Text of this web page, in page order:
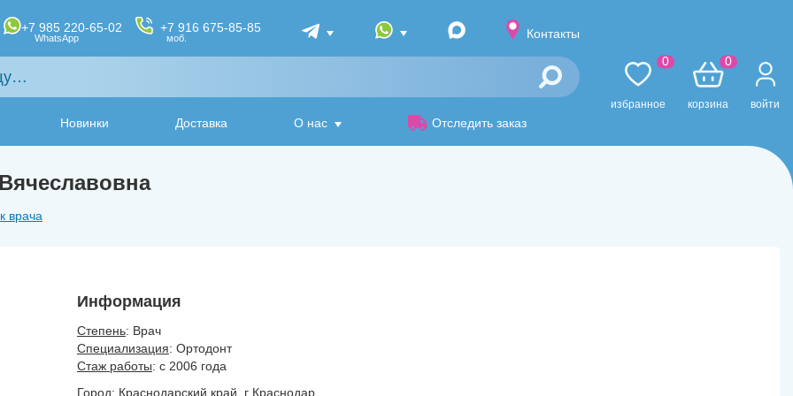
+7 985 220-65-02
WhatsApp
+7 916 675-85-85
моб. Контакты
Новинки Доставка О нас Отследить заказ
избранное
0
корзина
0
войти
врача
Информация
Степень: Врач
Специализация: Ортодонт
Стаж работы: с 2006 года
Город: Краснодарский край, г Краснодар